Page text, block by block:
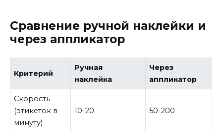
Сравнение ручной наклейки и
через аппликатор
Критерий
Ручная
наклейка
Через
аппликатор
Скорость
(этикеток в
минуту)
10-20 50-200